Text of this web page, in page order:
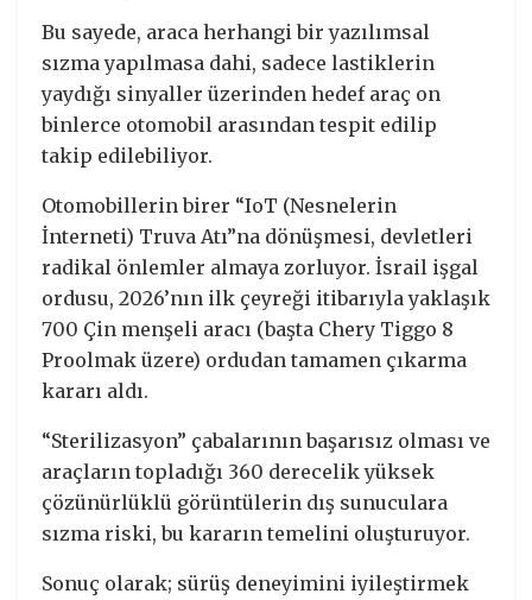
Bu sayede, araca herhangi bir yazılımsal
sızma yapılmasa dahi, sadece lastiklerin
yaydığı sinyaller üzerinden hedef araç on
binlerce otomobil arasından tespit edilip
takip edilebiliyor.
Otomobillerin birer “IoT (Nesnelerin
İnterneti) Truva Atı”na dönüşmesi, devletleri
radikal önlemler almaya zorluyor. İsrail işgal
ordusu, 2026’nın ilk çeyreği itibarıyla yaklaşık
700 Çin menşeli aracı (başta Chery Tiggo 8
Proolmak üzere) ordudan tamamen çıkarma
kararı aldı.
“Sterilizasyon” çabalarının başarısız olması ve
araçların topladığı 360 derecelik yüksek
çözünürlüklü görüntülerin dış sunuculara
sızma riski, bu kararın temelini oluşturuyor.
Sonuç olarak; sürüş deneyimini iyileştirmek